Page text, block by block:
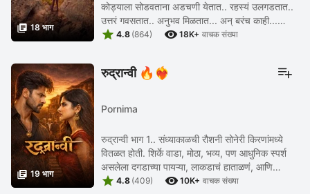
 18 भाग
कोड्याला सोडवताना अडचणी येतात.. रहस्यं उलगडतात..
उत्तरं गवसतात.. अनुभव मिळतात... अन् बरंच काही...
अशाच काही हलक्याफुलक्या तर काही गंभीर ...
 4.8 (864)  18K+ वाचक संख्या
 19 भाग
रुद्रान्वी 🔥❤‍🔥
Pornima
रुद्रान्वी भाग 1.. संध्याकाळची रौशनी सोनेरी किरणांमध्ये
वितळत होती. शिर्के वाडा, मोठा, भव्य, पण आधुनिक स्पर्श
असलेला दगडाच्या पायऱ्या, लाकडाचं हाताळणं, आणि
चकचकीत झाकणं. फुलांनी सजलेली बाग, ...
 4.8 (409)  10K+ वाचक संख्या